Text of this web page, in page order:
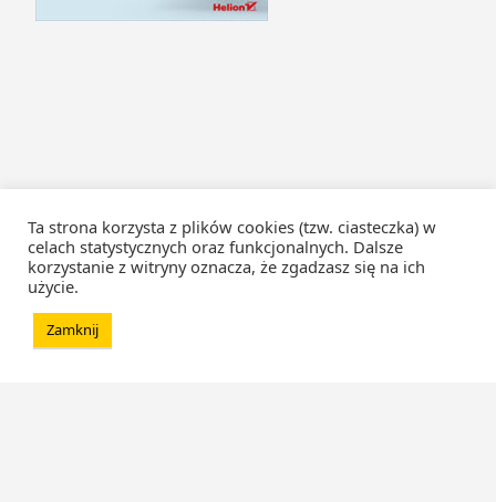
Ta strona korzysta z plików cookies (tzw. ciasteczka) w
celach statystycznych oraz funkcjonalnych. Dalsze
korzystanie z witryny oznacza, że zgadzasz się na ich
użycie.
Zamknij